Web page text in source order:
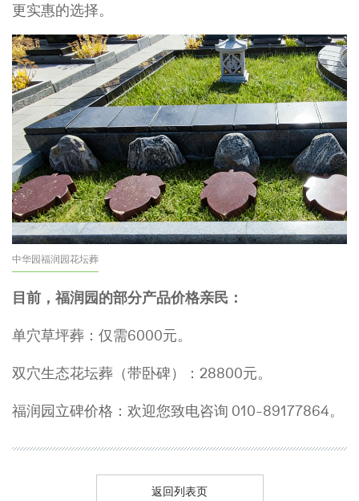
更实惠的选择。
中华园福润园花坛葬
目前，福润园的部分产品价格亲民：
单穴草坪葬：仅需6000元。
双穴生态花坛葬（带卧碑）：28800元。
福润园立碑价格：欢迎您致电咨询 010-89177864。
返回列表页